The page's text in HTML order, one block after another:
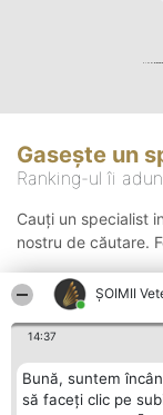
ȘOIMII
14:37
Bună, suntem
să faceți clic pe
Gasește un
Ranking-ul îi
Cauți un specialist
nostru de căutare.